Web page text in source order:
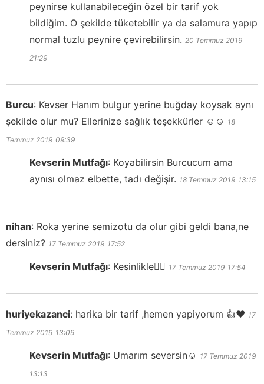
peynirse kullanabileceğin özel bir tarif yok
bildiğim. O şekilde tüketebilir ya da salamura yapıp
normal tuzlu peynire çevirebilirsin. 20 Temmuz 2019
21:29
Burcu: Kevser Hanım bulgur yerine buğday koysak aynı
şekilde olur mu? Ellerinize sağlık teşekkürler ☺️☺️ 18
Temmuz 2019 09:39
Kevserin Mutfağı: Koyabilirsin Burcucum ama
aynısı olmaz elbette, tadı değişir. 18 Temmuz 2019 13:15
nihan: Roka yerine semizotu da olur gibi geldi bana,ne
dersiniz? 17 Temmuz 2019 17:52
Kevserin Mutfağı: Kesinlikle👍🏻 17 Temmuz 2019 17:54
huriyekazanci: harika bir tarif ,hemen yapiyorum 👍❤️ 17
Temmuz 2019 13:09
Kevserin Mutfağı: Umarım seversin☺️ 17 Temmuz 2019
13:13